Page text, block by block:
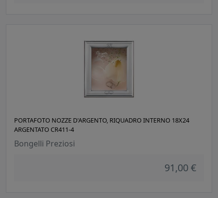
PORTAFOTO NOZZE D'ARGENTO, RIQUADRO INTERNO 18X24
ARGENTATO CR411-4
Bongelli Preziosi
91,00 €